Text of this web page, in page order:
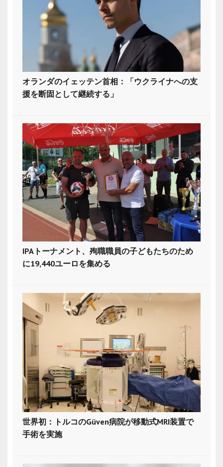
オランダのイェッテン首相：「ウクライナへの支
援を断固として継続する」
IPAトーナメント、殉職職員の子どもたちのため
に19,440ユーロを集める
世界初：トルコのGüven病院が移動式MRI装置で
手術を実施